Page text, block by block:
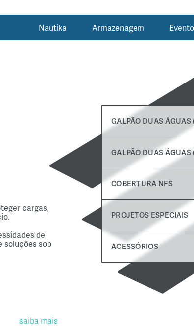
Nautika Armazenagem
cargas,
de
soluções sob
GALPÃO DUAS ÁGUAS
GALPÃO DUAS ÁGUAS
COBERTURA NFS
PROJETOS ESPECIAIS
ACESSÓRIOS
saiba mais